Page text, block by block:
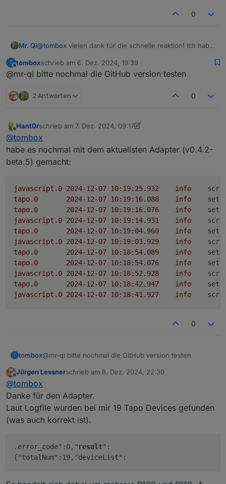
0
Mr. Qi@tombox vielen dank für die schnelle reaktion! Ich habe
Tasse Kaffee die Git-v2 zu installieren.
Ablauf der installation
Spoiler
ich lass das jetzt erst mal laufen und ziehe später mal
T
Offline
tomboxschrieb am 6. Dez. 2024, 19:39
zuletzt editiert von
@mr-qi bitte nochmal die GitHub version testen
2 Antworten 0
Offline
Hant0rschrieb am 7. Dez. 2024, 09:17
zuletzt editiert von Hant0r12. Juli 2024, 10:21
@tombox
habe es nochmal mit dem aktuellsten Adapter (v0.4.2-
beta.5) gemacht:
javascript.0 info
tapo.0
info
tapo.0
info
javascript.0
info
tapo.0
info
javascript.0
info
tapo.0
info
tapo.0
info
javascript.0
info
tapo.0
info
javascript.0
info
0
T tombox @mr-qi bitte nochmal die GitHub version testen
Offline
Jürgen Lessnerschrieb am 8. Dez. 2024, 22:39
zuletzt editiert von
@tombox
Danke für den Adapter.
Laut Logfile wurden bei mir 19 Tapo Devices gefunden
(was auch korrekt ist).
.error_code":0," result":
{"totalNum":19,"deviceList":